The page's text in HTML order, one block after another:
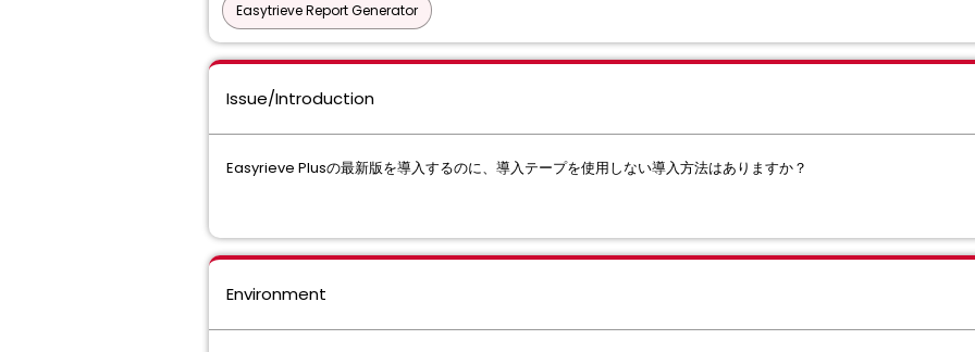
Easytrieve Report Generator
Issue/Introduction
Easyrieve Plusの最新版を導入するのに、導入テープを使用しない導入方法はありますか？
Environment